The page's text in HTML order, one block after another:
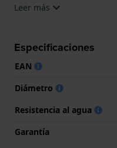
reloj viene con 2 años
Leer más
Especificaciones
EAN
Diámetro
Resistencia al agua
Garantía